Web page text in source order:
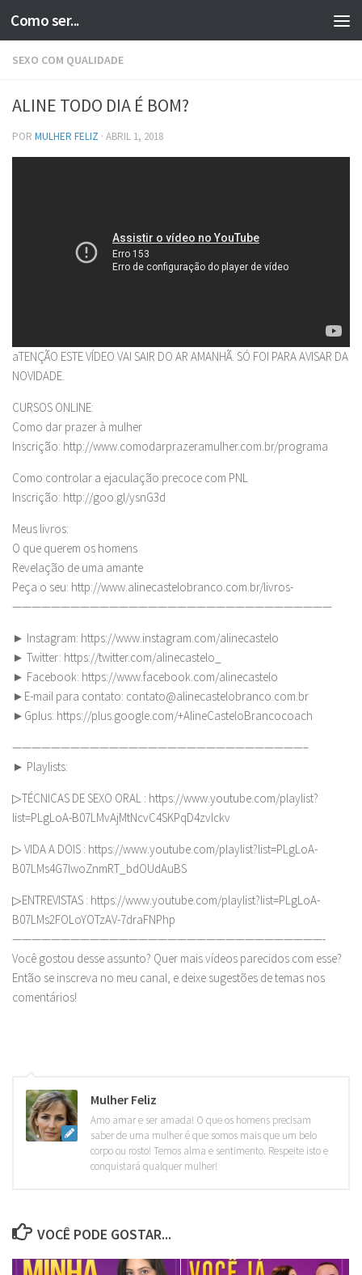
Skip to content
Como ser...
SEXO COM QUALIDADE
ALINE TODO DIA É BOM?
POR MULHER FELIZ · ABRIL 1, 2018
aTENÇÃO ESTE VÍDEO VAI SAIR DO AR AMANHÃ. SÓ FOI PARA AVISAR DA
NOVIDADE.
CURSOS ONLINE:
Como dar prazer à mulher
Inscrição: http://www.comodarprazeramulher.com.br/programa
Como controlar a ejaculação precoce com PNL
Inscrição: http://goo.gl/ysnG3d
Meus livros:
O que querem os homens
Revelação de uma amante
Peça o seu: http://www.alinecastelobranco.com.br/livros-
—————————————————————————————————
► Instagram: https://www.instagram.com/alinecastelo
► Twitter: https://twitter.com/alinecastelo_
► Facebook: https://www.facebook.com/alinecastelo
►E-mail para contato: contato@alinecastelobranco.com.br
►Gplus: https://plus.google.com/+AlineCasteloBrancocoach
——————————————————————————————–
► Playlists:
▷TÉCNICAS DE SEXO ORAL : https://www.youtube.com/playlist?
list=PLgLoA-B07LMvAjMtNcvC4SKPqD4zvIckv
▷ VIDA A DOIS : https://www.youtube.com/playlist?list=PLgLoA-
B07LMs4G7lwoZnmRT_bdOUdAuBS
▷ENTREVISTAS : https://www.youtube.com/playlist?list=PLgLoA-
B07LMs2FOLoYOTzAV-7draFNPhp
————————————————————————————————-
Você gostou desse assunto? Quer mais vídeos parecidos com esse?
Então se inscreva no meu canal, e deixe sugestões de temas nos
comentários!
Mulher Feliz
Amo amar e ser amada! O que os homens precisam
saber de uma mulher é que somos mais que um belo
corpo ou rosto! Temos alma e sentimento. Respeite isto e
conquistará qualquer mulher!
VOCÊ PODE GOSTAR...